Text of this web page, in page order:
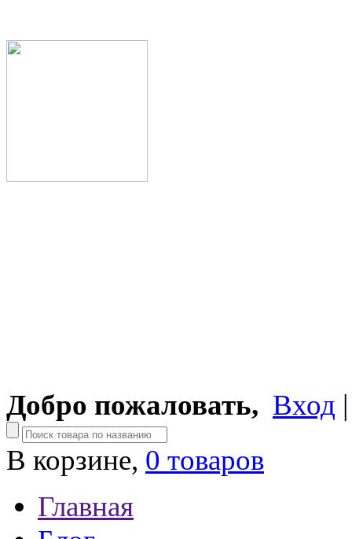
Добро пожаловать, Вход
В корзине, 0 товаров
Главная